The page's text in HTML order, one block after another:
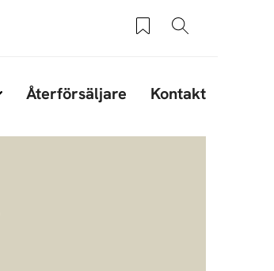
Sparade produkter
Sök
Återförsäljare Kontakt